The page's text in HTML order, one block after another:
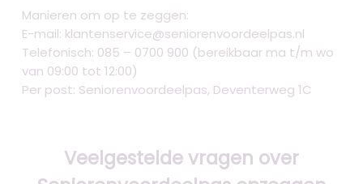
Manieren om op te zeggen:
E-mail: klantenservice@seniorenvoordeelpas.nl
Telefonisch: 085 – 0700 900 (bereikbaar ma t/m wo
van 09:00 tot 12:00)
Per post: Seniorenvoordeelpas, Deventerweg 1C
Veelgestelde vragen over